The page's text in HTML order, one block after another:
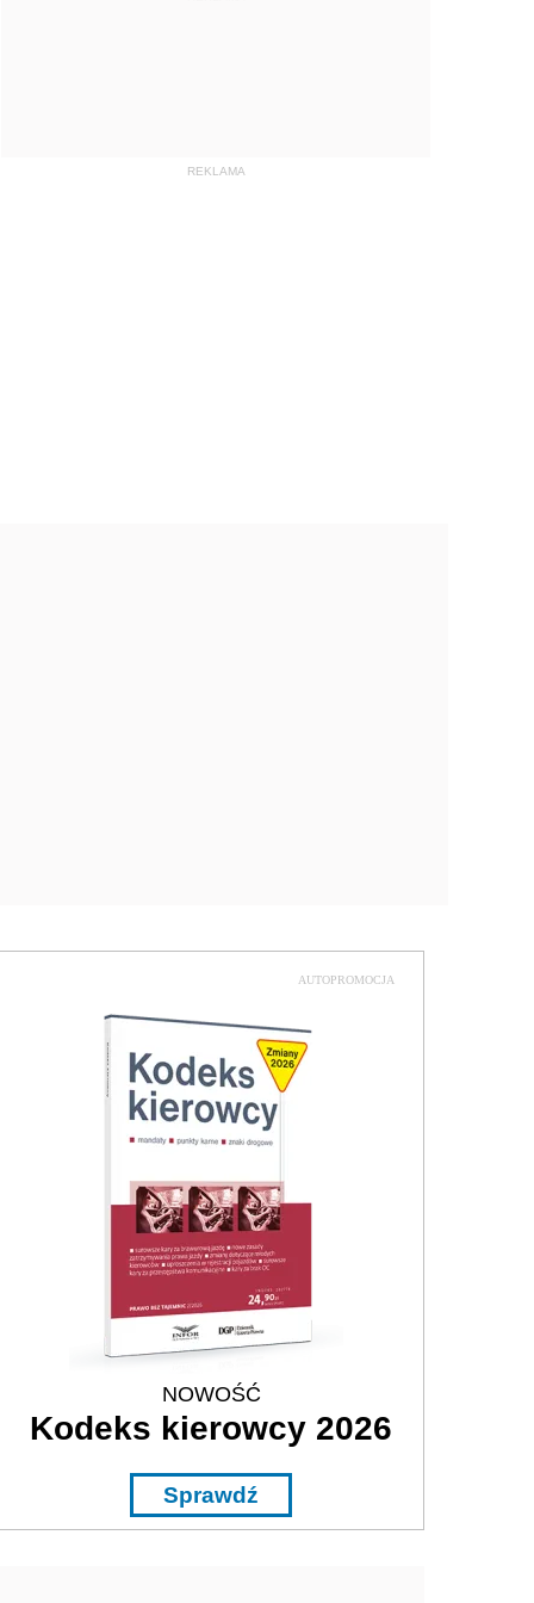
AUTOPROMOCJA
NOWOŚĆ
Kodeks kierowcy 2026
Sprawdź